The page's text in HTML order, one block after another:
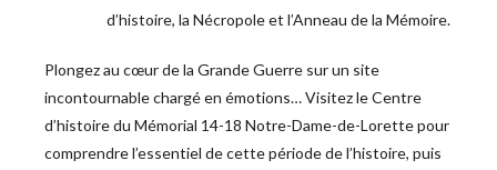
Plongez au cœur de la Grande Guerre sur un site
incontournable chargé en émotions… Visitez le Centre
d’histoire du Mémorial 14-18 Notre-Dame-de-Lorette pour
comprendre l’essentiel de cette période de l’histoire, puis